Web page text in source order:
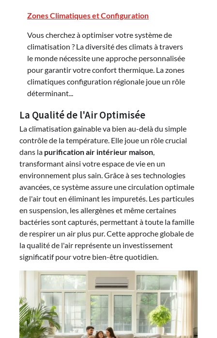
Zones Climatiques et Configuration
Vous cherchez à optimiser votre système de
climatisation ? La diversité des climats à travers
le monde nécessite une approche personnalisée
pour garantir votre confort thermique. La zones
climatiques configuration régionale joue un rôle
déterminant...
La Qualité de l'Air Optimisée
La climatisation gainable va bien au-delà du simple
contrôle de la température. Elle joue un rôle crucial
dans la purification air intérieur maison,
transformant ainsi votre espace de vie en un
environnement plus sain. Grâce à ses technologies
avancées, ce système assure une circulation optimale
de l'air tout en éliminant les impuretés. Les particules
en suspension, les allergènes et même certaines
bactéries sont capturés, permettant à toute la famille
de respirer un air plus pur. Cette approche globale de
la qualité de l'air représente un investissement
significatif pour votre bien-être quotidien.